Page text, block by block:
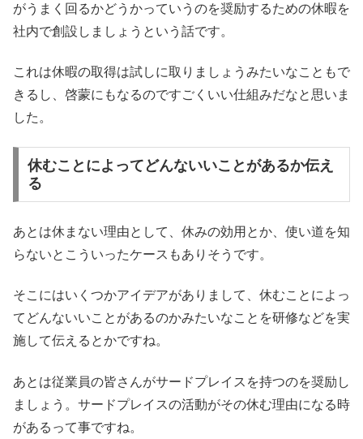
がうまく回るかどうかっていうのを奨励するための休暇を
社内で創設しましょうという話です。
これは休暇の取得は試しに取りましょうみたいなこともで
きるし、啓蒙にもなるのですごくいい仕組みだなと思いま
した。
休むことによってどんないいことがあるか伝え
る
あとは休まない理由として、休みの効用とか、使い道を知
らないとこういったケースもありそうです。
そこにはいくつかアイデアがありまして、休むことによっ
てどんないいことがあるのかみたいなことを研修などを実
施して伝えるとかですね。
あとは従業員の皆さんがサードプレイスを持つのを奨励し
ましょう。サードプレイスの活動がその休む理由になる時
があるって事ですね。